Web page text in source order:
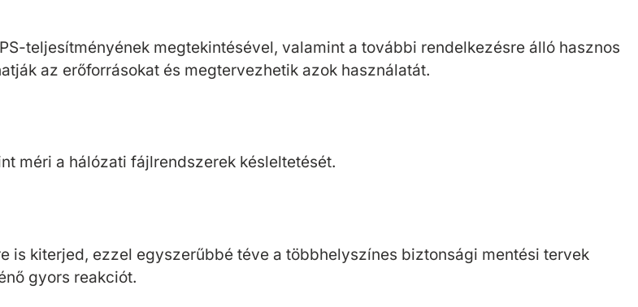
teljesítményének megtekintésével, valamint a további rendelkezésre álló hasznos
az erőforrásokat és megtervezhetik azok használatát.
méri a hálózati fájlrendszerek késleltetését.
is kiterjed, ezzel egyszerűbbé téve a többhelyszínes biztonsági mentési tervek
gyors reakciót.